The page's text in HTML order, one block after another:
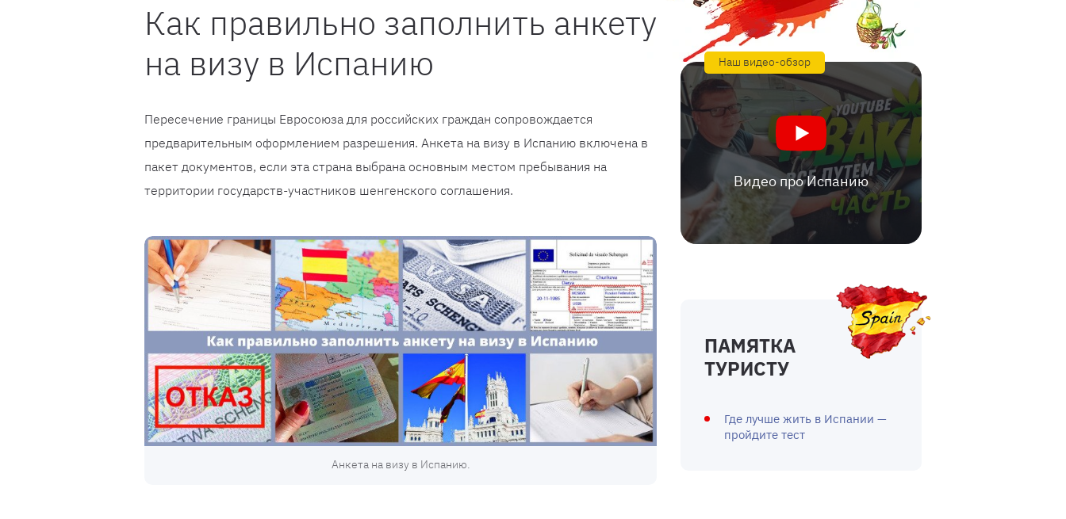
Как правильно заполнить анкету
на визу в Испанию
Пересечение границы Евросоюза для российских граждан сопровождается
предварительным оформлением разрешения. Анкета на визу в Испанию включена в
пакет документов, если эта страна выбрана основным местом пребывания на
территории государств-участников шенгенского соглашения.
Анкета на визу в Испанию.
Наш видео-обзор
Видео про Испанию
ПАМЯТКА
ТУРИСТУ
Где лучше жить в Испании —
пройдите тест